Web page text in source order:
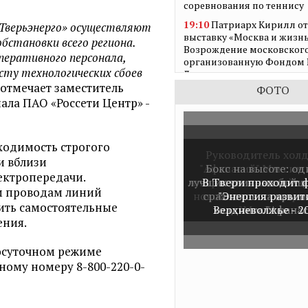
осуществляют
всего региона.
персонала,
технологических сбоев
заместитель
ПАО «Россети Центр» -
строгого
вблизи
проводам линий
самостоятельные
режиме
номеру 8-800-220-0-
соревнования по теннису
19:10Патриарх Кирилл
выставку «Москва и
Возрождение
организованную
Лужкова
Ольга Рейман:
11:14Специальный приз
зрелищность на
2025 вручит Фонд Юрия
10:59Накануне
проведён предпоказ
коллекции Янтарного
09:58Экипажи
«СТОЛИЦА.RODIS
проехали по центру
ФОТО
Руководитель
"Афанасий" Максим
отпраздновал свой
новой лаунж-зоне
"МакЛарин"
Бокс на высоте:
лучших уличных
сразились на
холдинга
В Твери проходит
"Энергия
Верхневолжье -